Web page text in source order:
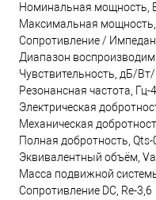
Номинальная мощность,
Максимальная
Сопротивление /
Диапазон
Чувствительность, дБ/
Резонансная частота,
Электрическая
Механическая
Полная добротность, Qts-
Эквивалентный объём,
Масса подвижной
Сопротивление DC, Re-3,6